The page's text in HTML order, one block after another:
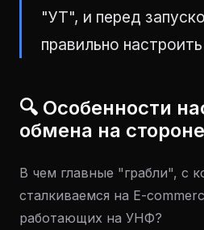
"УТ", и перед
правильно
🔍 Особенности
обмена на
В чем главные "грабли", с
сталкиваемся на E-
работающих на УНФ?